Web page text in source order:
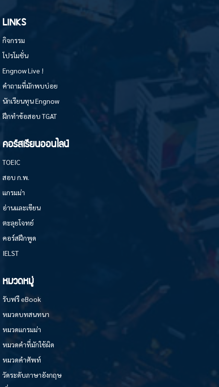
LINKS
กิจกรรม
โปรโมชั่น
Engnow Live !
คำถามที่มักพบบ่อย
นักเรียนทุน Engnow
ฝึกทำข้อสอบ TGAT
คอร์สเรียนออนไลน์
TOEIC
สอบ ก.พ.
แกรมม่า
อ่านและเขียน
ตะลุยโจทย์
คอร์สฝึกพูด
IELST
หมวดหมู่
รับฟรี eBook
หมวดบทสนทนา
หมวดแกรมม่า
หมวดคำที่มักใช้ผิด
หมวดคำศัพท์
วัดระดับภาษาอังกฤษ